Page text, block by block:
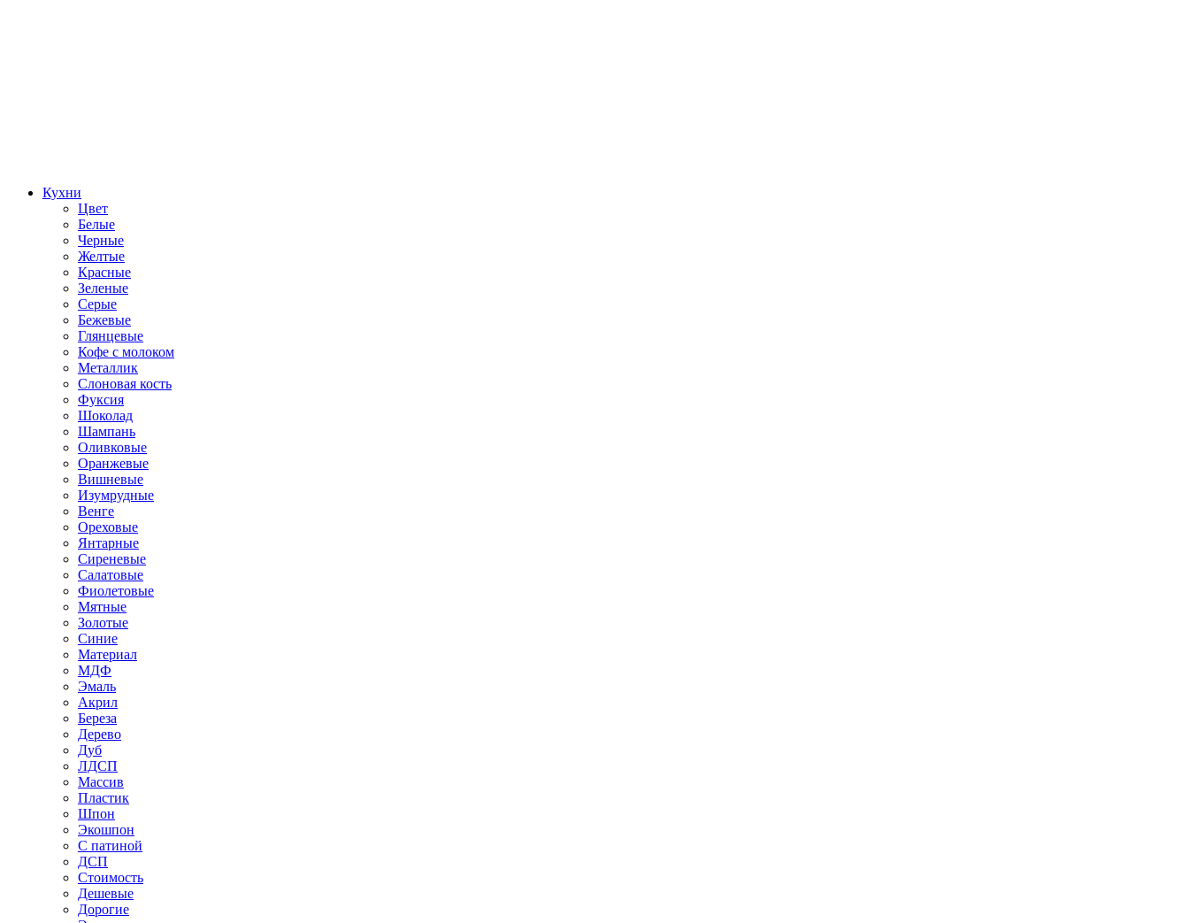
Кухни
Цвет
Белые
Черные
Желтые
Красные
Зеленые
Серые
Бежевые
Глянцевые
Кофе с молоком
Металлик
Слоновая кость
Фуксия
Шоколад
Шампань
Оливковые
Оранжевые
Вишневые
Изумрудные
Венге
Ореховые
Янтарные
Сиреневые
Салатовые
Фиолетовые
Мятные
Золотые
Синие
Материал
МДФ
Эмаль
Акрил
Береза
Дерево
Дуб
ЛДСП
Массив
Пластик
Шпон
Экошпон
С патиной
ДСП
Стоимость
Дешевые
Дорогие